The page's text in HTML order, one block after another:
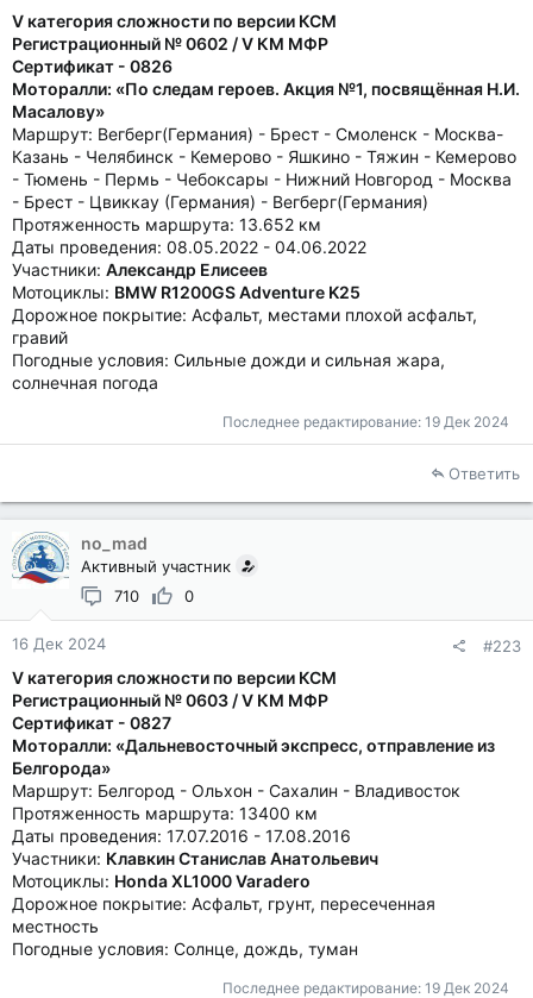
V категория сложности по версии КСМ
Регистрационный № 0602 / V КМ МФР
Сертификат - 0826
Моторалли: «По следам героев. Акция №1, посвящённая Н.И.
Масалову»
Маршрут: Вегберг(Германия) - Брест - Смоленск - Москва-
Казань - Челябинск - Кемерово - Яшкино - Тяжин - Кемерово
- Тюмень - Пермь - Чебоксары - Нижний Новгород - Москва
- Брест - Цвиккау (Германия) - Вегберг(Германия)
Протяженность маршрута: 13.652 км
Даты проведения: 08.05.2022 - 04.06.2022
Участники: Александр Елисеев
Мотоциклы: BMW R1200GS Adventure K25
Дорожное покрытие: Асфальт, местами плохой асфальт,
гравий
Погодные условия: Сильные дожди и сильная жара,
солнечная погода
Последнее редактирование: 19 Дек 2024
Ответить
no_mad
Активный участник
710
0
16 Дек 2024 #223
V категория сложности по версии КСМ
Регистрационный № 0603 / V КМ МФР
Сертификат - 0827
Моторалли: «Дальневосточный экспресс, отправление из
Белгорода»
Маршрут: Белгород - Ольхон - Сахалин - Владивосток
Протяженность маршрута: 13400 км
Даты проведения: 17.07.2016 - 17.08.2016
Участники: Клавкин Станислав Анатольевич
Мотоциклы: Honda XL1000 Varadero
Дорожное покрытие: Асфальт, грунт, пересеченная
местность
Погодные условия: Солнце, дождь, туман
Последнее редактирование: 19 Дек 2024